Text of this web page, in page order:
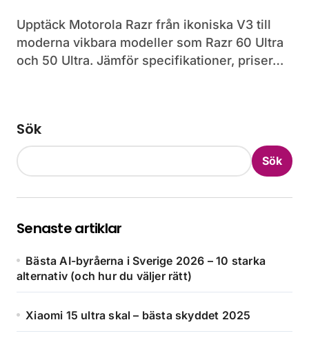
Upptäck Motorola Razr från ikoniska V3 till
moderna vikbara modeller som Razr 60 Ultra
och 50 Ultra. Jämför specifikationer, priser…
Sök
Sök
Senaste artiklar
Bästa AI-byråerna i Sverige 2026 – 10 starka
alternativ (och hur du väljer rätt)
Xiaomi 15 ultra skal – bästa skyddet 2025